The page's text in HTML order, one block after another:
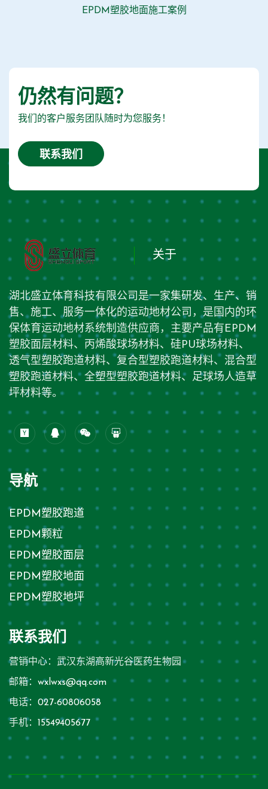
EPDM塑胶地面施工案例
仍然有问题？
我们的客户服务团队随时为您服务！
联系我们
关于
湖北盛立体育科技有限公司是一家集研发、生产、销
售、施工、服务一体化的运动地材公司，是国内的环
保体育运动地材系统制造供应商，主要产品有EPDM
塑胶面层材料、丙烯酸球场材料、硅PU球场材料、
透气型塑胶跑道材料、复合型塑胶跑道材料、混合型
塑胶跑道材料、全塑型塑胶跑道材料、足球场人造草
坪材料等。
导航
EPDM塑胶跑道
EPDM颗粒
EPDM塑胶面层
EPDM塑胶地面
EPDM塑胶地坪
联系我们
营销中心：武汉东湖高新光谷医药生物园
邮箱： wxlwxs@qq.com
电话： 027-60806058
手机： 15549405677